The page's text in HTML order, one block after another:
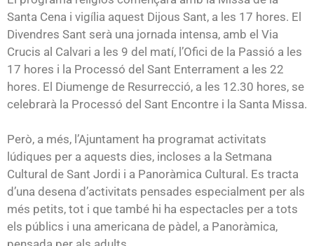
Santa Cena i vigília aquest Dijous Sant, a les 17 hores. El
Divendres Sant serà una jornada intensa, amb el Via
Crucis al Calvari a les 9 del matí, l’Ofici de la Passió a les
17 hores i la Processó del Sant Enterrament a les 22
hores. El Diumenge de Resurrecció, a les 12.30 hores, se
celebrarà la Processó del Sant Encontre i la Santa Missa.
Però, a més, l’Ajuntament ha programat activitats
lúdiques per a aquests dies, incloses a la Setmana
Cultural de Sant Jordi i a Panoràmica Cultural. Es tracta
d’una desena d’activitats pensades especialment per als
més petits, tot i que també hi ha espectacles per a tots
els públics i una americana de pàdel, a Panoràmica,